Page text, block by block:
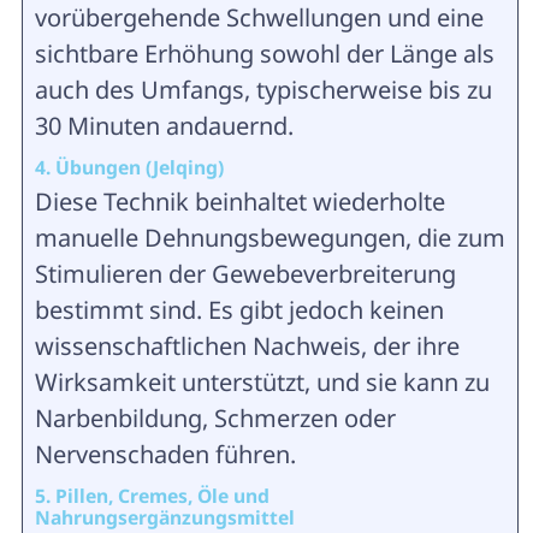
vorübergehende Schwellungen und eine
sichtbare Erhöhung sowohl der Länge als
auch des Umfangs, typischerweise bis zu
30 Minuten andauernd.
4. Übungen (Jelqing)
Diese Technik beinhaltet wiederholte
manuelle Dehnungsbewegungen, die zum
Stimulieren der Gewebeverbreiterung
bestimmt sind. Es gibt jedoch keinen
wissenschaftlichen Nachweis, der ihre
Wirksamkeit unterstützt, und sie kann zu
Narbenbildung, Schmerzen oder
Nervenschaden führen.
5. Pillen, Cremes, Öle und
Nahrungsergänzungsmittel